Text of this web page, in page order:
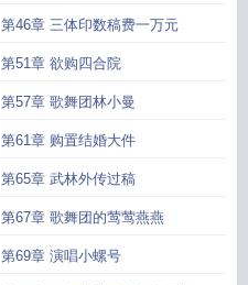
第46章 三体印数稿费一万元
第51章 欲购四合院
第57章 歌舞团林小曼
第61章 购置结婚大件
第65章 武林外传过稿
第67章 歌舞团的莺莺燕燕
第69章 演唱小螺号